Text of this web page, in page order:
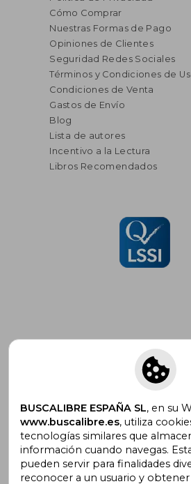
Cómo Comprar
Nuestras Formas de Pago
Opiniones de Clientes
Seguridad Redes Sociales
Términos y Condiciones de
Condiciones de Venta
Gastos de Envío
Blog
Lista de autores
Incentivo a la Lectura
Libros Recomendados
Suscríbete para recibir
promociones
¿Necesitas ayuda?
BUSCALIBRE ESPAÑA SL, en su
www.buscalibre.es, utiliza
tecnologías similares que
información cuando navegas.
pueden servir para finalidades
reconocer a un usuario y